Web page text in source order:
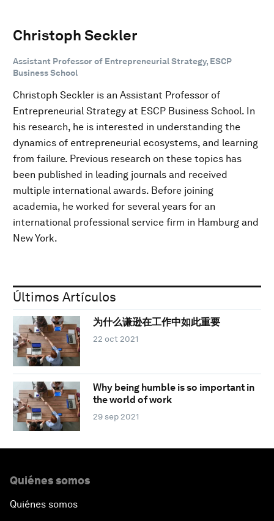
Christoph Seckler
Assistant Professor of Entrepreneurial Strategy, ESCP
Business School
Christoph Seckler is an Assistant Professor of
Entrepreneurial Strategy at ESCP Business School. In
his research, he is interested in understanding the
dynamics of entrepreneurial ecosystems, and learning
from failure. Previous research on these topics has
been published in leading journals and received
multiple international awards. Before joining
academia, he worked for several years for an
international professional service firm in Hamburg and
New York.
Últimos Artículos
为什么谦逊在工作中如此重要
22 oct 2021
Why being humble is so important in
the world of work
29 sep 2021
Quiénes somos
Quiénes somos